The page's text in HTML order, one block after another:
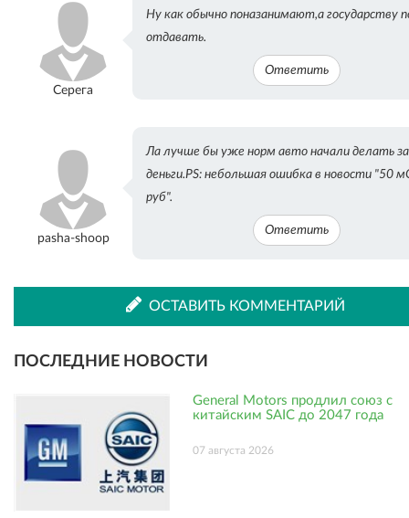
Серега
Ну как обычно поназанимают,а государству
отдавать.
Ответить
pasha-shoop
Ла лучше бы уже норм авто начали делать
деньги.PS: небольшая ошибка в новости "50
руб".
Ответить
ОСТАВИТЬ КОММЕНТАРИЙ
ПОСЛЕДНИЕ НОВОСТИ
General Motors продлил союз с
китайским SAIC до 2047 года
07 августа 2026